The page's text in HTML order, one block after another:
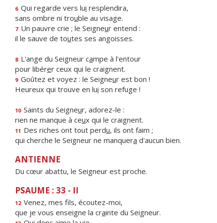
6 Qui regarde vers lui resplendira,
sans ombre ni trouble au visage.
7 Un pauvre crie ; le Seigneur entend :
il le sauve de toutes ses angoisses.
8 L'ange du Seigneur campe à l'entour
pour libérer ceux qui le craignent.
9 Goûtez et voyez : le Seigneur est bon !
Heureux qui trouve en lui son refuge !
10 Saints du Seigneur, adorez-le :
rien ne manque à ceux qui le craignent.
11 Des riches ont tout perdu, ils ont faim ;
qui cherche le Seigneur ne manquera d'aucun bien.
ANTIENNE
Du cœur abattu, le Seigneur est proche.
PSAUME : 33 - II
12 Venez, mes fls, écoutez-moi,
que je vous enseigne la crainte du Seigneur.